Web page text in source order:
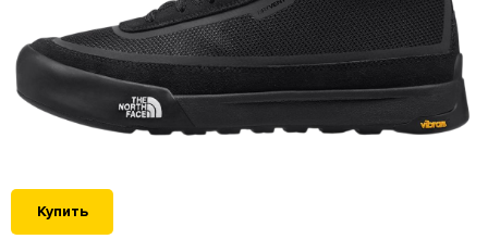
Купить